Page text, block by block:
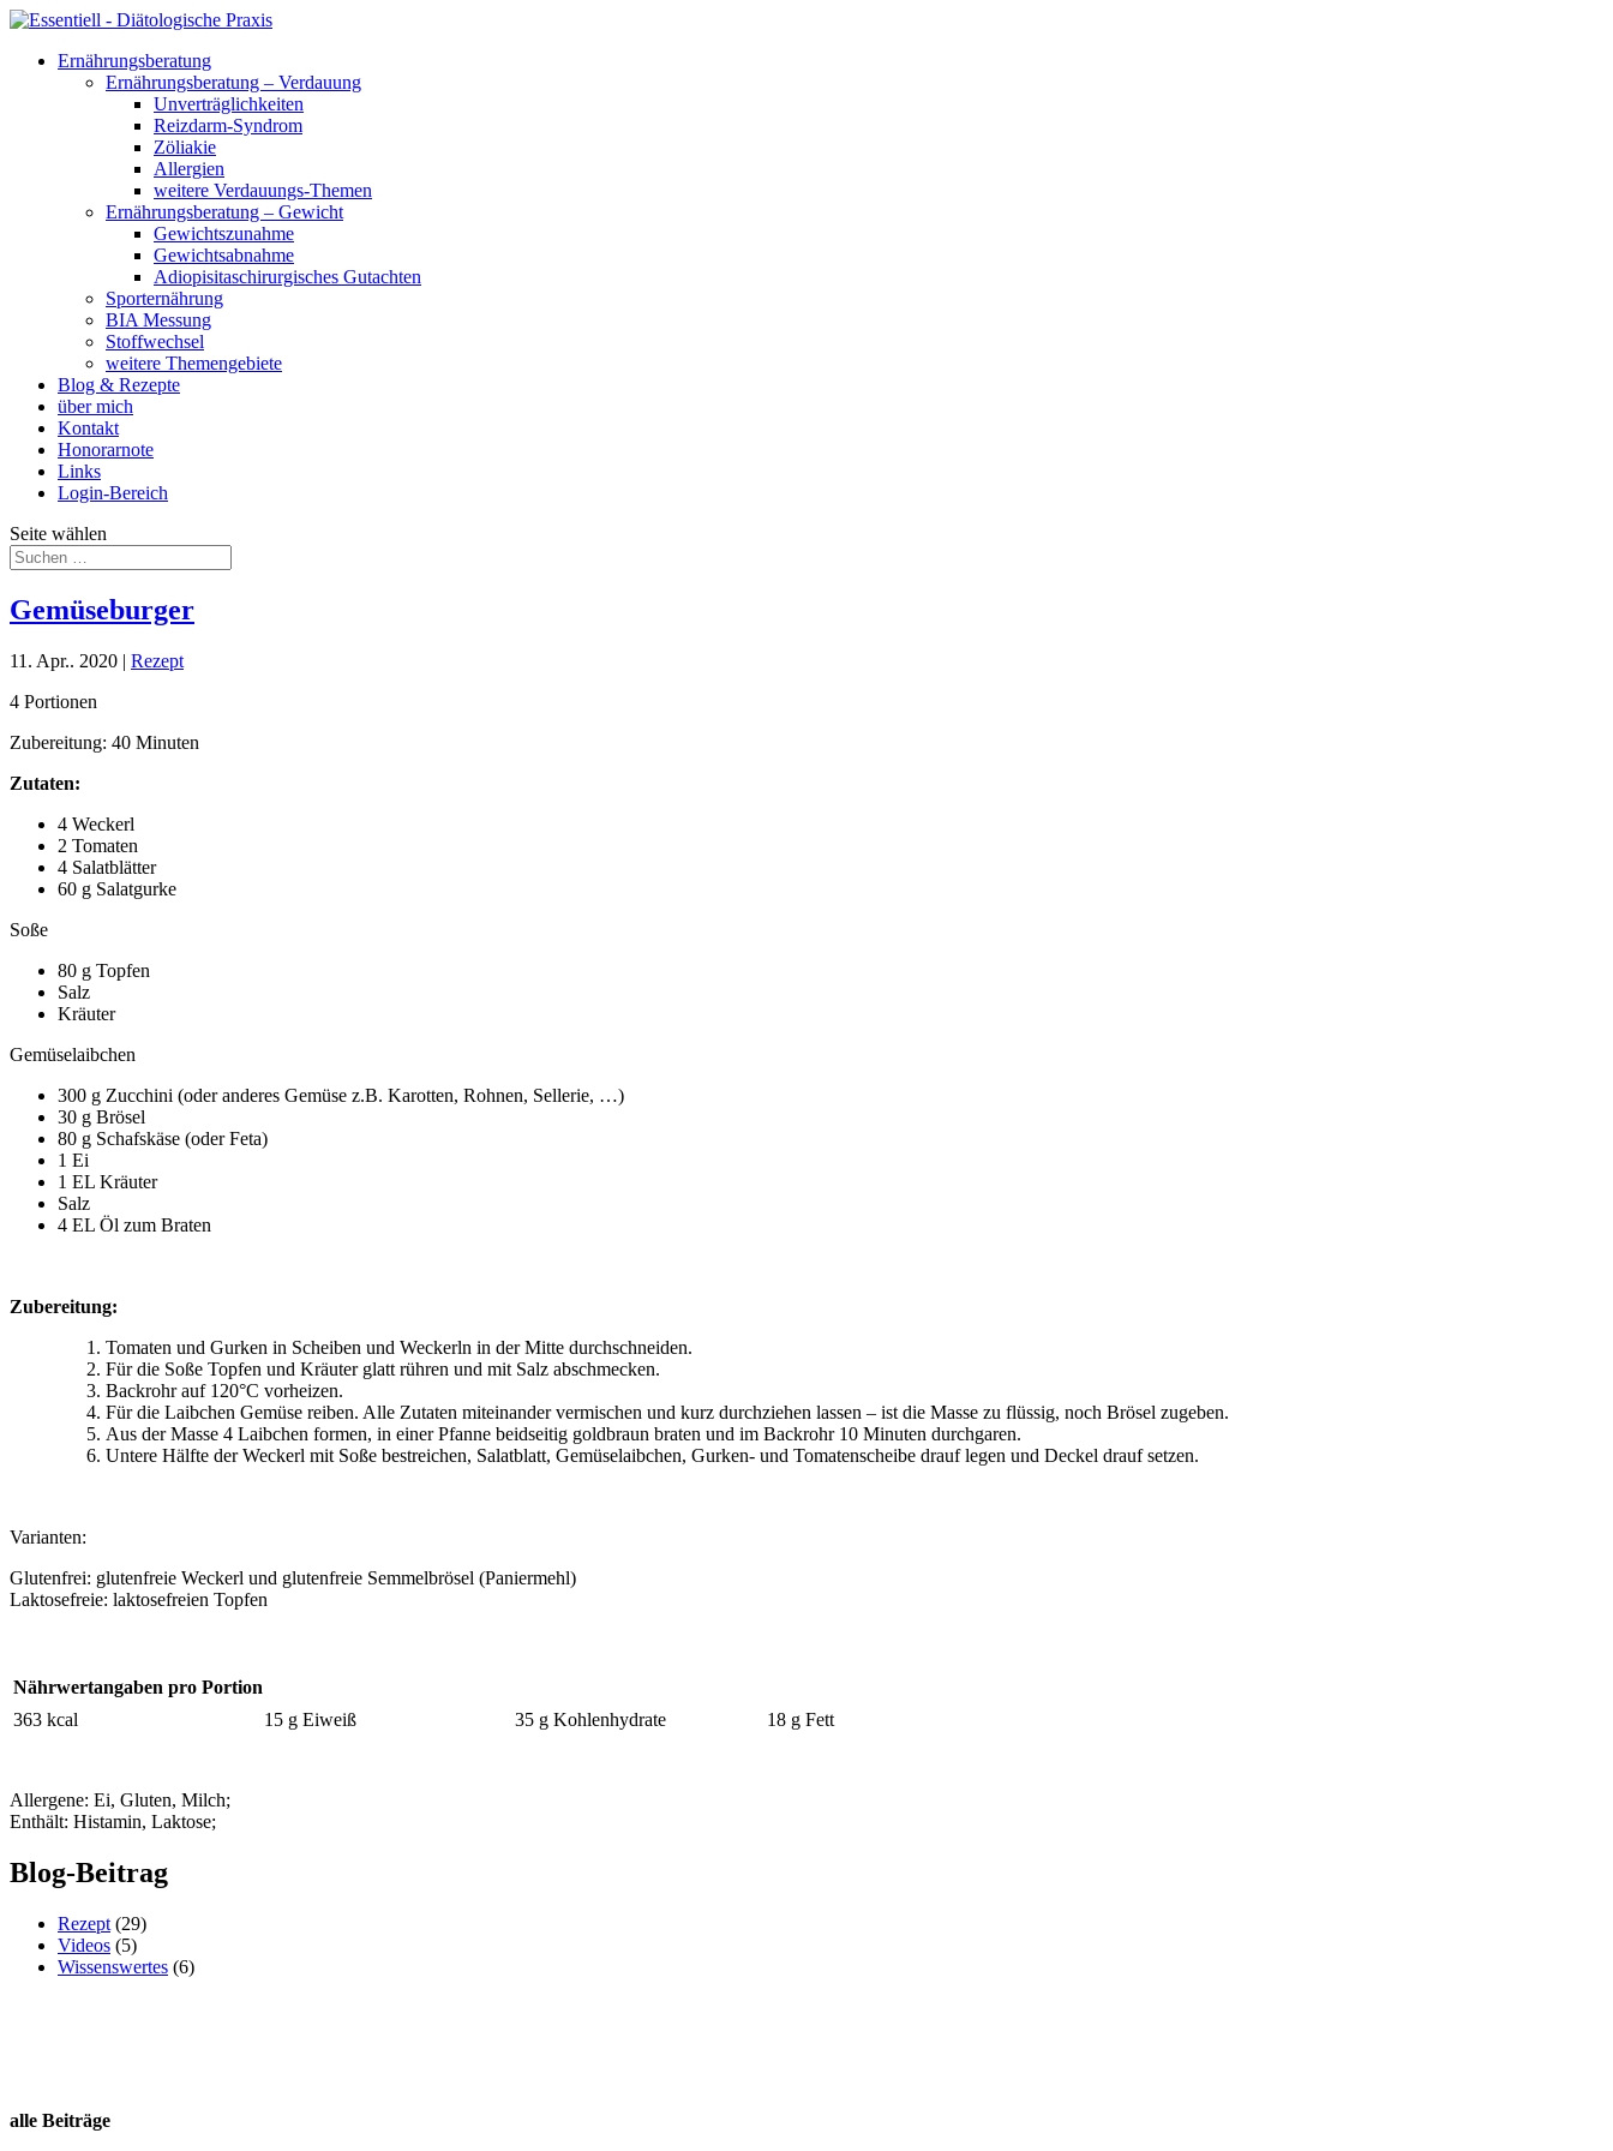
Ernährungsberatung
Ernährungsberatung – Verdauung
Unverträglichkeiten
Reizdarm-Syndrom
Zöliakie
Allergien
weitere Verdauungs-Themen
Ernährungsberatung – Gewicht
Gewichtszunahme
Gewichtsabnahme
Adiopisitaschirurgisches Gutachten
Sporternährung
BIA Messung
Stoffwechsel
weitere Themengebiete
Blog & Rezepte
über mich
Kontakt
Honorarnote
Links
Login-Bereich
Seite wählen
Gemüseburger
11. Apr.. 2020 | Rezept
4 Portionen
Zubereitung: 40 Minuten
Zutaten:
4 Weckerl
2 Tomaten
4 Salatblätter
60 g Salatgurke
Soße
80 g Topfen
Salz
Kräuter
Gemüselaibchen
300 g Zucchini (oder anderes Gemüse z.B. Karotten, Rohnen, Sellerie, …)
30 g Brösel
80 g Schafskäse (oder Feta)
1 Ei
1 EL Kräuter
Salz
4 EL Öl zum Braten
Zubereitung:
Tomaten und Gurken in Scheiben und Weckerln in der Mitte durchschneiden.
Für die Soße Topfen und Kräuter glatt rühren und mit Salz abschmecken.
Backrohr auf 120°C vorheizen.
Für die Laibchen Gemüse reiben. Alle Zutaten miteinander vermischen und kurz durchziehen lassen – ist die Masse zu flüssig, noch Brösel zugeben.
Aus der Masse 4 Laibchen formen, in einer Pfanne beidseitig goldbraun braten und im Backrohr 10 Minuten durchgaren.
Untere Hälfte der Weckerl mit Soße bestreichen, Salatblatt, Gemüselaibchen, Gurken- und Tomatenscheibe drauf legen und Deckel drauf setzen.
Varianten:
Glutenfrei: glutenfreie Weckerl und glutenfreie Semmelbrösel (Paniermehl)
Laktosefreie: laktosefreien Topfen
Nährwertangaben pro Portion
363 kcal
15 g Eiweiß 35 g Kohlenhydrate 18 g Fett
Allergene: Ei, Gluten, Milch;
Enthält: Histamin, Laktose;
Blog-Beitrag
Rezept (29)
Videos (5)
Wissenswertes (6)
alle Beiträge